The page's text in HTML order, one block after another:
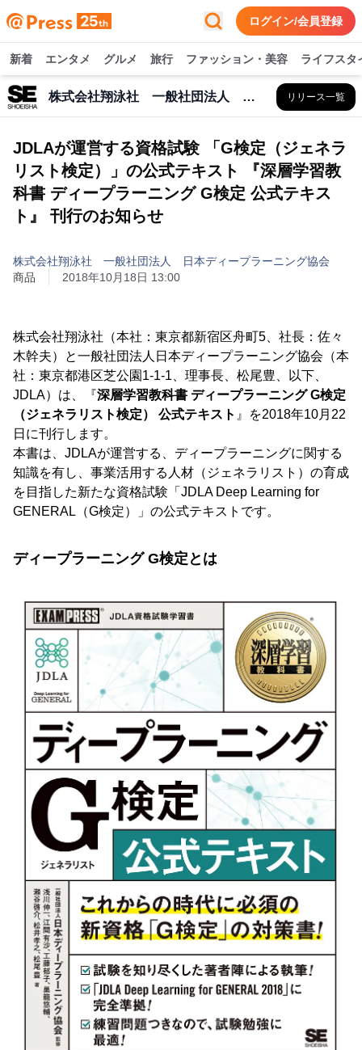
ログイン/会員登録
新着 エンタメ グルメ 旅行 ファッション・美容 ライフスタ
株式会社翔泳社 一般社団法人 日本ディープラーニング協会 リリース一覧
JDLAが運営する資格試験 「G検定（ジェネラ
リスト検定）」の公式テキスト 『深層学習教
科書 ディープラーニング G検定 公式テキス
ト』 刊行のお知らせ
株式会社翔泳社 一般社団法人 日本ディープラーニング協会
商品
2018年10月18日 13:00
株式会社翔泳社（本社：東京都新宿区舟町5、社長：佐々
木幹夫）と一般社団法人日本ディープラーニング協会（本
社：東京都港区芝公園1-1-1、理事長、松尾豊、以下、
JDLA）は、『深層学習教科書 ディープラーニング G検定
（ジェネラリスト検定） 公式テキスト 』を2018年10月22
日に刊行します。
本書は、JDLAが運営する、ディープラーニングに関する
知識を有し、事業活用する人材（ジェネラリスト）の育成
を目指した新たな資格試験「JDLA Deep Learning for
GENERAL（G検定）」の公式テキストです。
ディープラーニング G検定とは